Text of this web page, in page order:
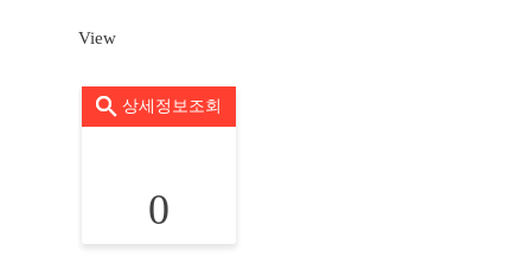
View
상세정보조회
0